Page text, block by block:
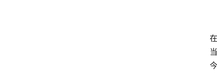
在
当
今